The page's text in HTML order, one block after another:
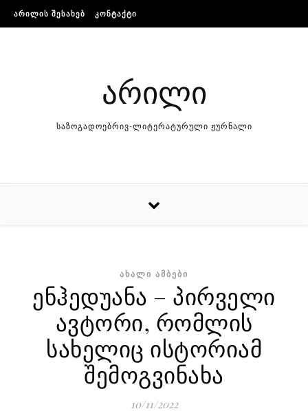
Skip to content
ᲐᲠᲘᲚᲘᲡ ᲨᲔᲡᲐᲮᲔᲑ ᲙᲝᲜᲢᲐᲥᲢᲘ
არილი
საზოგადოებრივ-ლიტერატურული ჟურნალი
ᲐᲮᲐᲚᲘ ᲐᲛᲑᲔᲑᲘ
ენჰედუანა – პირველი
ავტორი, რომლის
სახელიც ისტორიამ
შემოგვინახა
10/11/2022